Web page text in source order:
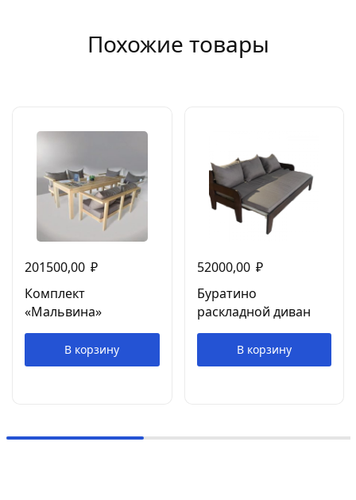
Похожие товары
201500,00 ₽
Комплект
«Мальвина»
В корзину
52000,00 ₽
Буратино
раскладной диван
В корзину